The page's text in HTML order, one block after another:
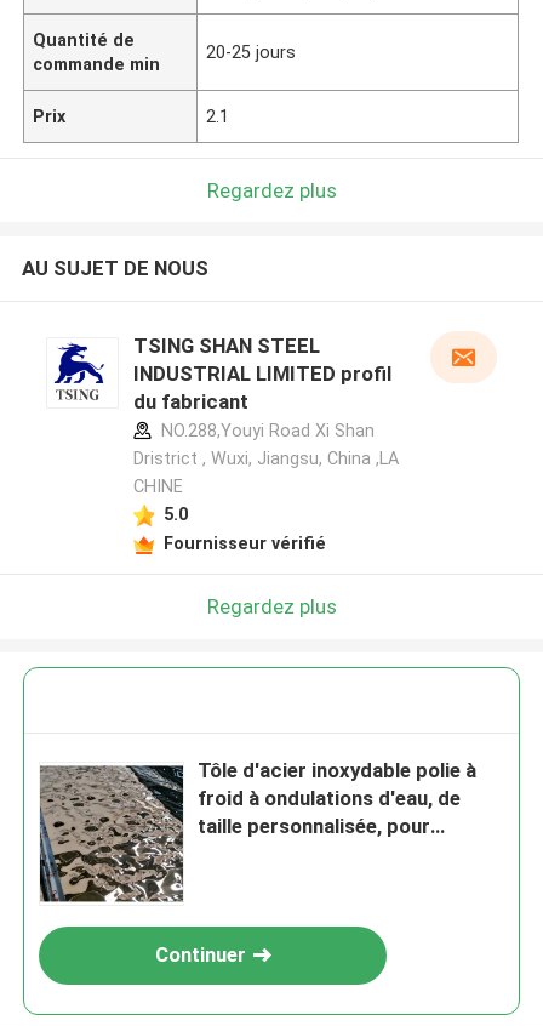
Quantité de
commande min
20-25 jours
Prix 2.1
Regardez plus
AU SUJET DE NOUS
TSING SHAN STEEL
INDUSTRIAL LIMITED profil
du fabricant
NO.288,Youyi Road Xi Shan
Dristrict , Wuxi, Jiangsu, China ,LA
CHINE
5.0
Fournisseur vérifié
Regardez plus
Tôle d'acier inoxydable polie à
froid à ondulations d'eau, de
taille personnalisée, pour
Continuer